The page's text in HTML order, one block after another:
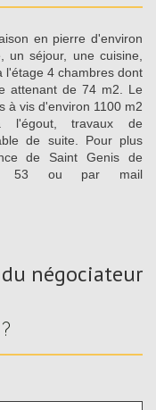
en pierre d'environ
séjour, une cuisine,
l'étage 4 chambres dont
attenant de 74 m2. Le
à vis d'environ 1100 m2
travaux de
de suite. Pour plus
de Saint Genis de
53 ou par mail
négociateur